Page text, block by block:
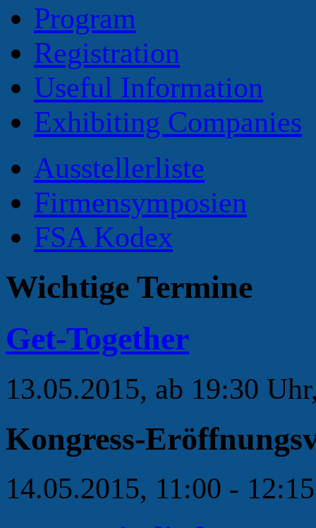
Program
Registration
Useful Information
Exhibiting Companies
Ausstellerliste
Firmensymposien
FSA Kodex
Wichtige Termine
Get-Together
13.05.2015, ab 19:30
Kongress-
14.05.2015, 11:00 -